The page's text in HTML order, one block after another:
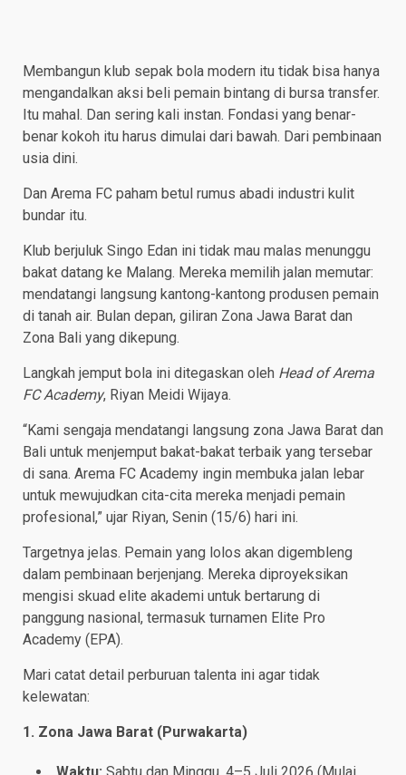
Membangun klub sepak bola modern itu tidak bisa hanya
mengandalkan aksi beli pemain bintang di bursa transfer.
Itu mahal. Dan sering kali instan. Fondasi yang benar-
benar kokoh itu harus dimulai dari bawah. Dari pembinaan
usia dini.
Dan Arema FC paham betul rumus abadi industri kulit
bundar itu.
Klub berjuluk Singo Edan ini tidak mau malas menunggu
bakat datang ke Malang. Mereka memilih jalan memutar:
mendatangi langsung kantong-kantong produsen pemain
di tanah air. Bulan depan, giliran Zona Jawa Barat dan
Zona Bali yang dikepung.
Langkah jemput bola ini ditegaskan oleh Head of Arema
FC Academy, Riyan Meidi Wijaya.
“Kami sengaja mendatangi langsung zona Jawa Barat dan
Bali untuk menjemput bakat-bakat terbaik yang tersebar
di sana. Arema FC Academy ingin membuka jalan lebar
untuk mewujudkan cita-cita mereka menjadi pemain
profesional,” ujar Riyan, Senin (15/6) hari ini.
Targetnya jelas. Pemain yang lolos akan digembleng
dalam pembinaan berjenjang. Mereka diproyeksikan
mengisi skuad elite akademi untuk bertarung di
panggung nasional, termasuk turnamen Elite Pro
Academy (EPA).
Mari catat detail perburuan talenta ini agar tidak
kelewatan:
1. Zona Jawa Barat (Purwakarta)